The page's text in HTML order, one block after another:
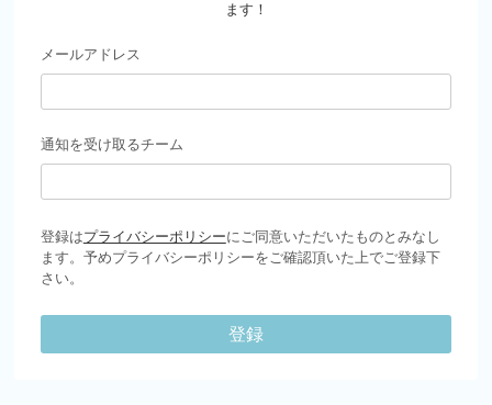
ます！
メールアドレス
通知を受け取るチーム
登録はプライバシーポリシーにご同意いただいたものとみなし
ます。予めプライバシーポリシーをご確認頂いた上でご登録下
さい。
登録